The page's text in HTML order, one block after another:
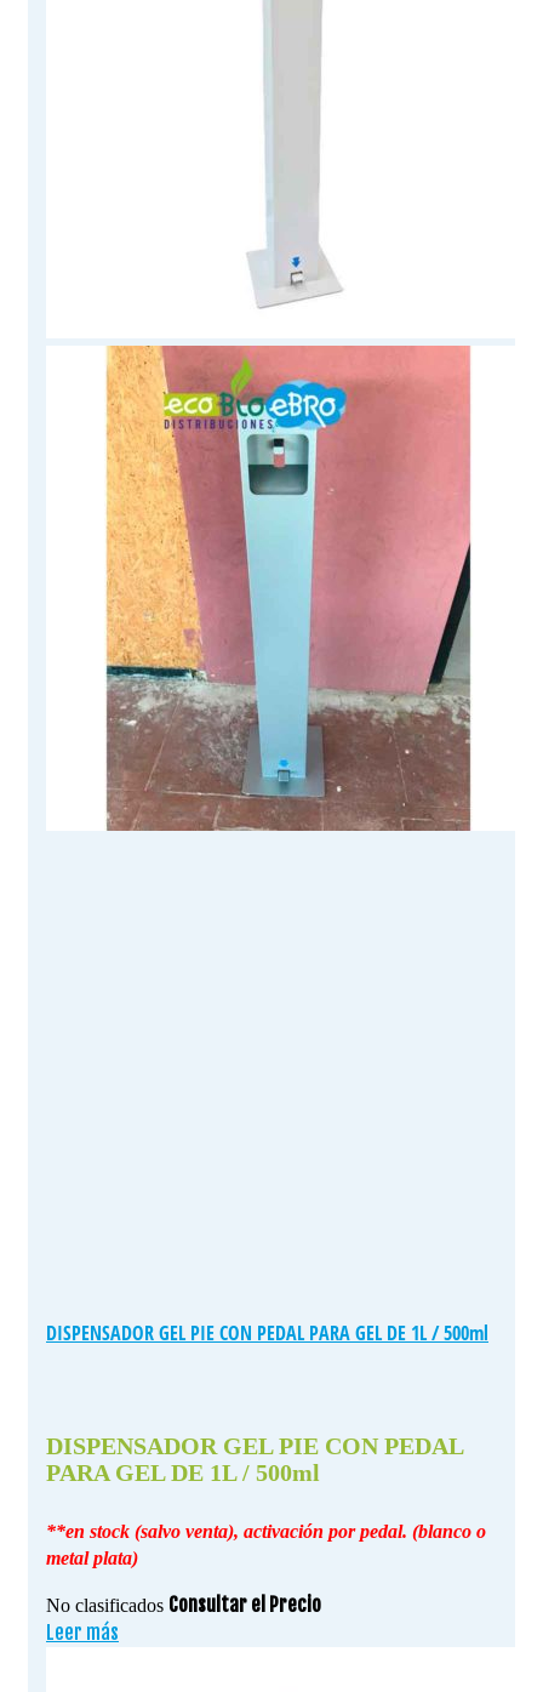
DISPENSADOR GEL PIE CON PEDAL PARA GEL DE 1L / 500ml
DISPENSADOR GEL PIE CON PEDAL
PARA GEL DE 1L / 500ml
**en stock (salvo venta), activación por pedal. (blanco o
metal plata)
No clasificados Consultar el Precio
Leer más